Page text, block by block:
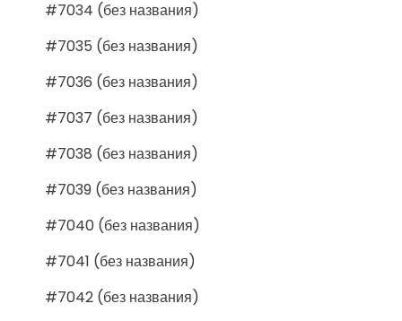
#7034 (без названия)
#7035 (без названия)
#7036 (без названия)
#7037 (без названия)
#7038 (без названия)
#7039 (без названия)
#7040 (без названия)
#7041 (без названия)
#7042 (без названия)